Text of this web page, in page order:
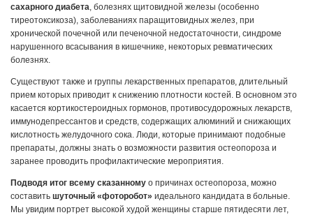
сахарного диабета , болезнях щитовидной железы (особенно
тиреотоксикоза), заболеваниях паращитовидных желез, при
хронической почечной или печеночной недостаточности, синдроме
нарушенного всасывания в кишечнике, некоторых ревматических
болезнях.
Существуют также и группы лекарственных препаратов, длительный
прием которых приводит к снижению плотности костей. В основном это
касается кортикостероидных гормонов, противосудорожных лекарств,
иммунодепрессантов и средств, содержащих алюминий и снижающих
кислотность желудочного сока. Люди, которые принимают подобные
препараты, должны знать о возможности развития остеопороза и
заранее проводить профилактические мероприятия.
Подводя итог всему сказанному о причинах остеопороза, можно
составить шуточный «фоторобот» идеального кандидата в больные.
Мы увидим портрет высокой худой женщины старше пятидесяти лет,